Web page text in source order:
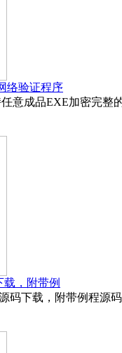
络验证程序
意成品EXE加密完整
载，附带例
码下载，附带例程源